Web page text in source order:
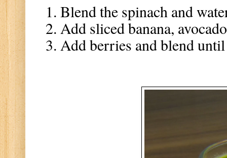
1. Blend the spinach and
2. Add sliced banana,
3. Add berries and blend